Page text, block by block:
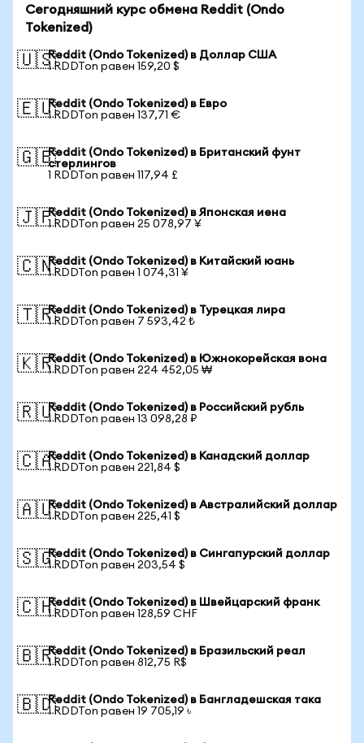
Сегодняшний курс обмена Reddit (Ondo
Tokenized)
🇺🇸Reddit (Ondo Tokenized) в Доллар США
1 RDDTon равен 159,20 $
🇪🇺Reddit (Ondo Tokenized) в Евро
1 RDDTon равен 137,71 €
🇬🇧Reddit (Ondo Tokenized) в Британский фунт
стерлингов
1 RDDTon равен 117,94 £
🇯🇵Reddit (Ondo Tokenized) в Японская иена
1 RDDTon равен 25 078,97 ¥
🇨🇳Reddit (Ondo Tokenized) в Китайский юань
1 RDDTon равен 1 074,31 ¥
🇹🇷Reddit (Ondo Tokenized) в Турецкая лира
1 RDDTon равен 7 593,42 ₺
🇰🇷Reddit (Ondo Tokenized) в Южнокорейская вона
1 RDDTon равен 224 452,05 ₩
🇷🇺Reddit (Ondo Tokenized) в Российский рубль
1 RDDTon равен 13 098,28 ₽
🇨🇦Reddit (Ondo Tokenized) в Канадский доллар
1 RDDTon равен 221,84 $
🇦🇺Reddit (Ondo Tokenized) в Австралийский доллар
1 RDDTon равен 225,41 $
🇸🇬Reddit (Ondo Tokenized) в Сингапурский доллар
1 RDDTon равен 203,54 $
🇨🇭Reddit (Ondo Tokenized) в Швейцарский франк
1 RDDTon равен 128,59 CHF
🇧🇷Reddit (Ondo Tokenized) в Бразильский реал
1 RDDTon равен 812,75 R$
🇧🇩Reddit (Ondo Tokenized) в Бангладешская така
1 RDDTon равен 19 705,19 ৳